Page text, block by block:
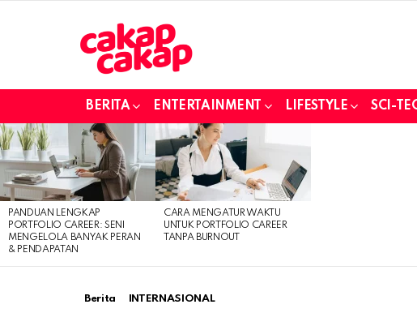
BERITA ENTERTAINMENT LIFESTYLE SCI-
LATEST
STORIES
PANDUAN LENGKAP
PORTFOLIO CAREER: SENI
MENGELOLA BANYAK PERAN
& PENDAPATAN
CARA MENGATUR WAKTU
UNTUK PORTFOLIO CAREER
TANPA BURNOUT
Berita INTERNASIONAL